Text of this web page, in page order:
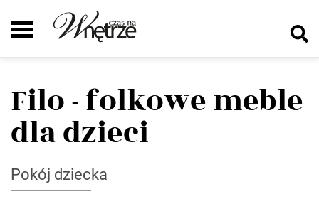
Filo - folkowe meble
dla dzieci
Pokój dziecka